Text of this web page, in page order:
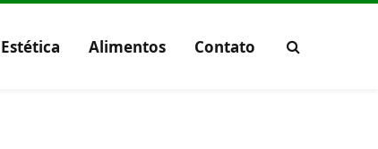
Estética Alimentos Contato